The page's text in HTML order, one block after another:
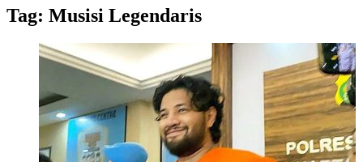
Tag: Musisi Legendaris